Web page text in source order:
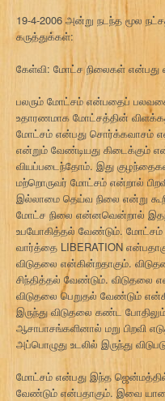
19-4-2006 அன்று நடந்த மூல
கருத்துக்கள்:
கேள்வி: மோட்ச நிலைகள்
பலரும் மோட்சம் என்பதைப்
உதாரணமாக மோட்சத்தின்
மோட்சம் என்பது சொர்க்கவாசம்
என்றும் வேண்டியது கிடைக்கும்
வியப்படைந்தோம். இது
மற்றொருவர் மோட்சம் என்றால்
இல்லாமை தெய்வ நிலை என்று
மோட்ச நிலை என்னவென்றால்
உபயோகித்தல் வேண்டும். மோட்சம்
வார்த்தை LIBERATION
விடுதலை என்கின்றதாகும்.
சிந்தித்தல் வேண்டும். விடுதலை
விடுதலை பெறுதல் வேண்டும்
இருந்து விடுதலை கண்ட
ஆசாபாசங்களினால் மறு பிறவி
அப்பொழுது உடலில் இருந்து
மோட்சம் என்பது இந்த
வேண்டும் என்பதாகும். இவை